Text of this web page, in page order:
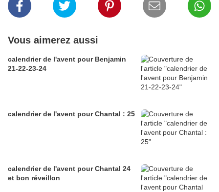
Vous aimerez aussi
calendrier de l'avent pour Benjamin
21-22-23-24
calendrier de l'avent pour Chantal : 25
calendrier de l'avent pour Chantal 24
et bon réveillon